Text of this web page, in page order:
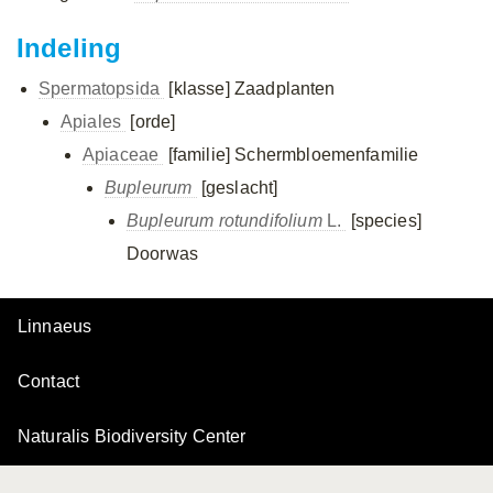
Indeling
Spermatopsida [klasse] Zaadplanten
Apiales [orde]
Apiaceae
[familie] Schermbloemenfamilie
Bupleurum
[geslacht]
Bupleurum rotundifoliumL.
[species]
Doorwas
Linnaeus
Contact
Naturalis Biodiversity Center